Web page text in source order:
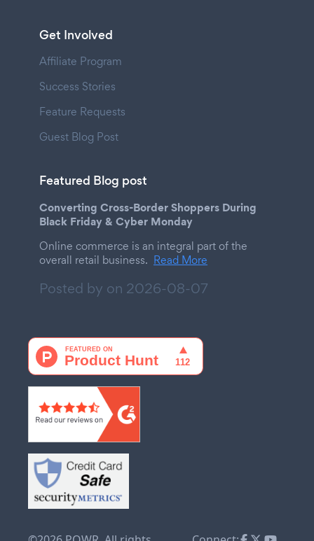
Get Involved
Affiliate Program
Success Stories
Feature Requests
Guest Blog Post
Featured Blog post
Converting Cross-Border Shoppers During
Black Friday & Cyber Monday
Online commerce is an integral part of the
overall retail business. Read More
Posted by on 2026-08-07